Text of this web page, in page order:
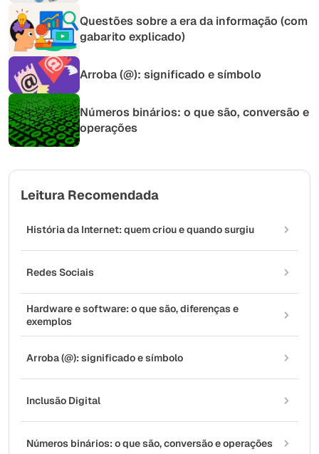
Questões sobre a era da informação (com
gabarito explicado)
Arroba (@): significado e símbolo
Números binários: o que são, conversão e
operações
Leitura Recomendada
História da Internet: quem criou e quando surgiu
Redes Sociais
Hardware e software: o que são, diferenças e
exemplos
Arroba (@): significado e símbolo
Inclusão Digital
Números binários: o que são, conversão e operações